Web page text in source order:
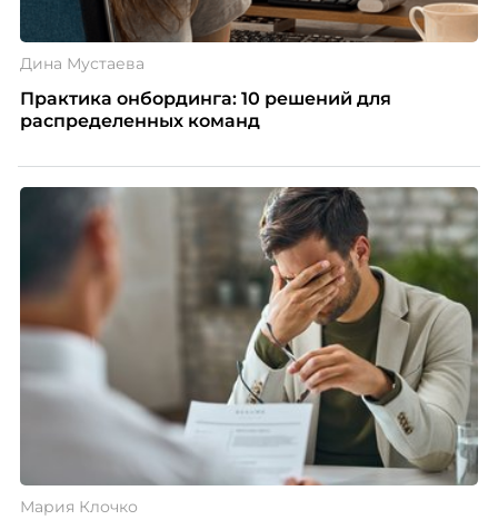
Дина Мустаева
Практика онбординга: 10 решений для
распределенных команд
Мария Клочко